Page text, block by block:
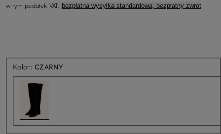
w tym podatek VAT, bezpłatna wysyłka standardowa, bezpłatny zwrot
Kolor:CZARNY